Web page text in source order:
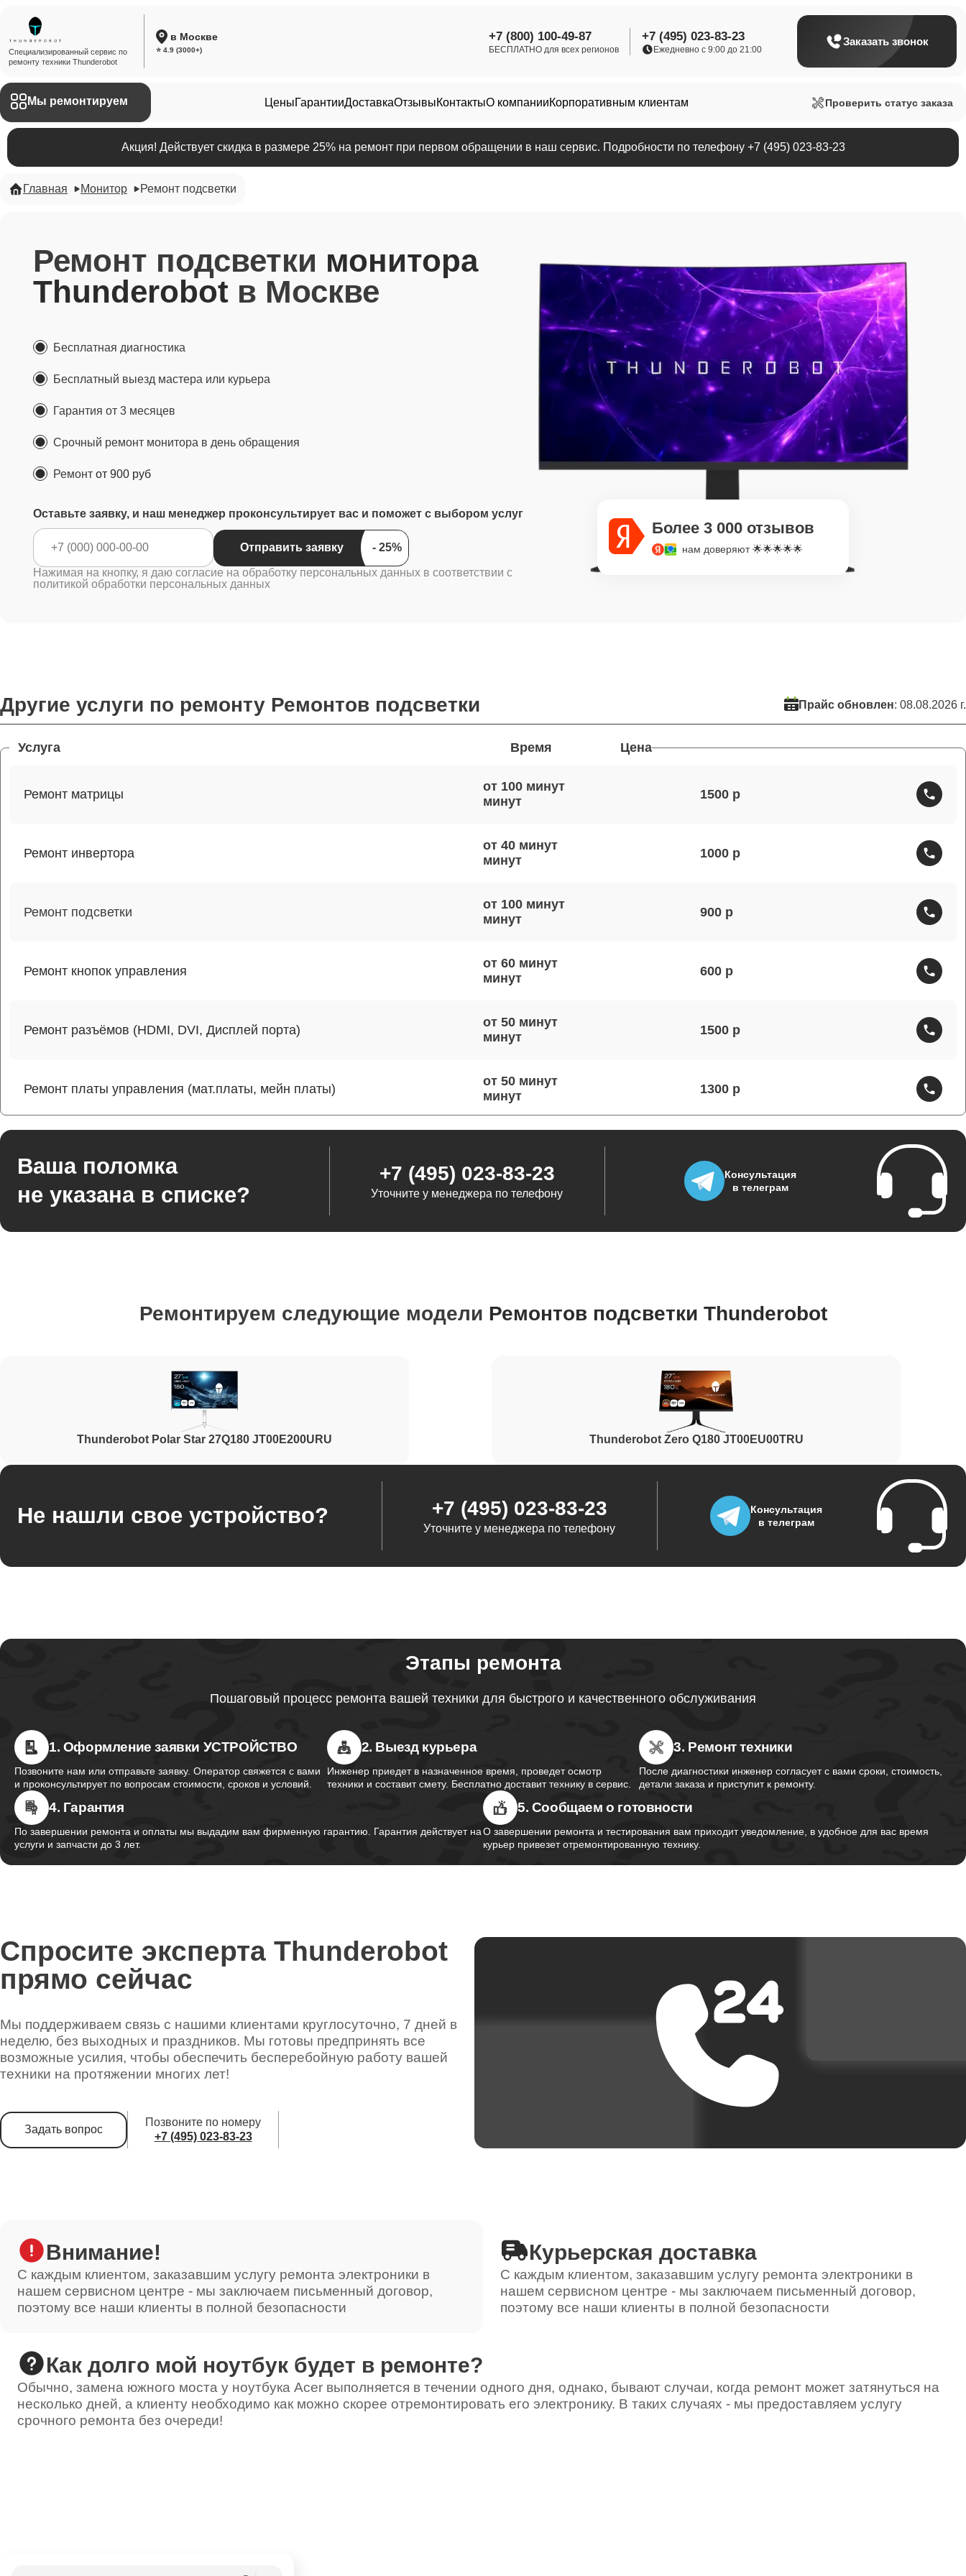
Специализированный сервис по
ремонту техники Thunderobot
в Москве
⭐ 4.9 (3000+)
+7 (800) 100-49-87
БЕСПЛАТНО для всех регионов
+7 (495) 023-83-23
Ежедневно с 9:00 до 21:00
Заказать звонок
Мы ремонтируем ЦеныГарантииДоставкаОтзывыКонтактыО компанииКорпоративным клиентам Проверить статус заказа
Акция! Действует скидка в размере 25% на ремонт при первом обращении в наш сервис. Подробности по телефону +7 (495) 023-83-23
Главная Монитор Ремонт подсветки
Ремонт подсветки монитора
Thunderobot в Москве
Бесплатная диагностика
Бесплатный выезд мастера или курьера
Гарантия от 3 месяцев
Срочный ремонт монитора в день обращения
Ремонт от 900 руб
Оставьте заявку, и наш менеджер проконсультирует вас и поможет с выбором услуг
Отправить заявку
Нажимая на кнопку, я даю согласие на обработку персональных данных в соответствии с
политикой обработки персональных данных
Более 3 000 отзывов
нам доверяют 🌟🌟🌟🌟🌟
Другие услуги по ремонту Ремонтов подсветки Прайс обновлен: 08.08.2026 г.
Услуга Время Цена
Ремонт матрицы
от 100 минут
1500
Ремонт инвертора
от 40 минут
1000
Ремонт подсветки
от 100 минут
900
Ремонт кнопок управления
от 60 минут
600
Ремонт разъёмов (HDMI, DVI, Дисплей порта)
от 50 минут
1500
Ремонт платы управления (мат.платы, мейн платы)
от 50 минут
1300
Прошивка блока управления
от 90 минут
Ремонт блока управления
от 100 минут
700
1500
Ремонт электронных компонентов 1900
Ваша поломка
не указана в списке?
+7 (495) 023-83-23
Уточните у менеджера по телефону
Консультация
в телеграм
Ремонтируем следующие модели Ремонтов подсветки Thunderobot
Thunderobot Polar Star 27Q180 JT00E200URU Thunderobot Zero Q180 JT00EU00TRU
Не нашли свое устройство? +7 (495) 023-83-23
Уточните у менеджера по телефону
Консультация
в телеграм
Этапы ремонта
Пошаговый процесс ремонта вашей техники для быстрого и качественного обслуживания
1. Оформление заявки УСТРОЙСТВО
Позвоните нам или отправьте заявку. Оператор свяжется с вами
и проконсультирует по вопросам стоимости, сроков и условий.
2. Выезд курьера
Инженер приедет в назначенное время, проведет осмотр
техники и составит смету. Бесплатно доставит технику в сервис.
3. Ремонт техники
После диагностики инженер согласует с вами сроки, стоимость,
детали заказа и приступит к ремонту.
4. Гарантия
По завершении ремонта и оплаты мы выдадим вам фирменную гарантию. Гарантия действует на
услуги и запчасти до 3 лет.
5. Сообщаем о готовности
О завершении ремонта и тестирования вам приходит уведомление, в удобное для вас время
курьер привезет отремонтированную технику.
Спросите эксперта Thunderobot
прямо сейчас
Мы поддерживаем связь с нашими клиентами круглосуточно, 7 дней в
неделю, без выходных и праздников. Мы готовы предпринять все
возможные усилия, чтобы обеспечить бесперебойную работу вашей
техники на протяжении многих лет!
Задать вопрос
Позвоните по номеру
+7 (495) 023-83-23
Внимание!
С каждым клиентом, заказавшим услугу ремонта электроники в
нашем сервисном центре - мы заключаем письменный договор,
поэтому все наши клиенты в полной безопасности
Курьерская доставка
С каждым клиентом, заказавшим услугу ремонта электроники в
нашем сервисном центре - мы заключаем письменный договор,
поэтому все наши клиенты в полной безопасности
Как долго мой ноутбук будет в ремонте?
Обычно, замена южного моста у ноутбука Acer выполняется в течении одного дня, однако, бывают случаи, когда ремонт может затянуться на
несколько дней, а клиенту необходимо как можно скорее отремонтировать его электронику. В таких случаях - мы предоставляем услугу
срочного ремонта без очереди!